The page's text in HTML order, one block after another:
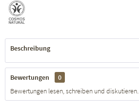
Beschreibung
Bewertungen
0
Bewertungen lesen, schreiben und